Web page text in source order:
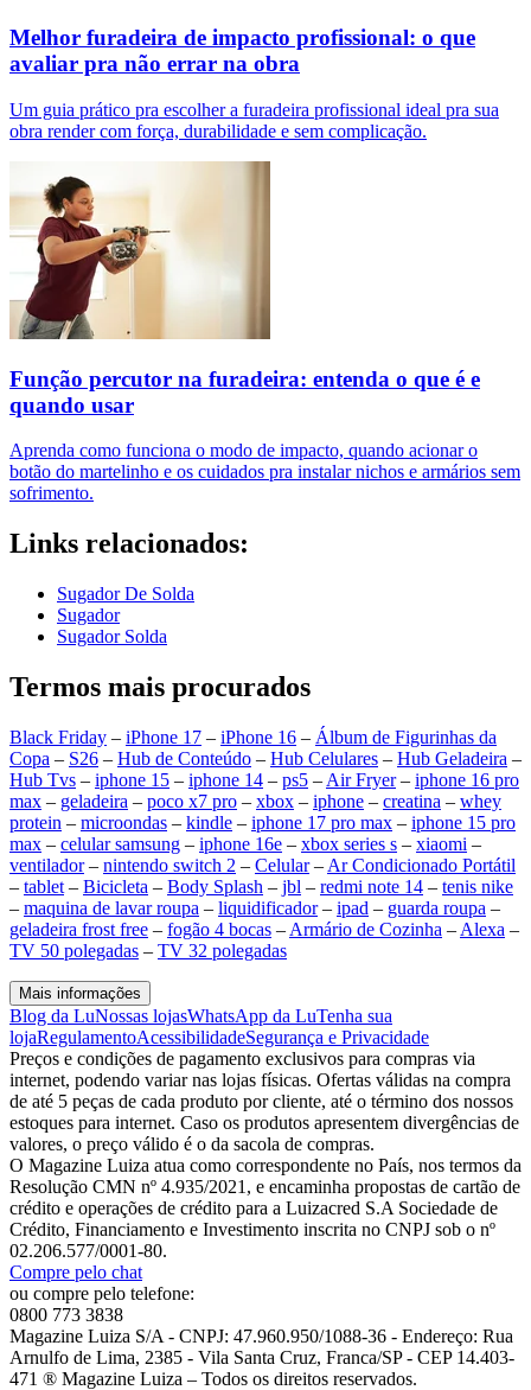
Melhor furadeira de impacto profissional: o que
avaliar pra não errar na obra
Um guia prático pra escolher a furadeira profissional ideal pra sua
obra render com força, durabilidade e sem complicação.
Função percutor na furadeira: entenda o que é e
quando usar
Aprenda como funciona o modo de impacto, quando acionar o
botão do martelinho e os cuidados pra instalar nichos e armários sem
sofrimento.
Links relacionados:
Sugador De Solda
Sugador
Sugador Solda
Termos mais procurados
Black Friday – iPhone 17 – iPhone 16 – Álbum de Figurinhas da
Copa – S26 – Hub de Conteúdo – Hub Celulares – Hub Geladeira –
Hub Tvs – iphone 15 – iphone 14 – ps5 – Air Fryer– iphone 16 pro
max – geladeira – poco x7 pro – xbox – iphone – creatina – whey
protein – microondas – kindle – iphone 17 pro max – iphone 15 pro
max – celular samsung – iphone 16e – xbox series s – xiaomi –
ventilador– nintendo switch 2 – Celular– Ar Condicionado Portátil
– tablet – Bicicleta – Body Splash – jbl – redmi note 14 – tenis nike
– maquina de lavar roupa – liquidificador– ipad – guarda roupa –
geladeira frost free – fogão 4 bocas – Armário de Cozinha – Alexa –
TV 50 polegadas – TV 32 polegadas
Mais informações
Blog da LuNossas lojasWhatsApp da LuTenha sua
lojaRegulamentoAcessibilidadeSegurança e Privacidade
Preços e condições de pagamento exclusivos para compras via
internet, podendo variar nas lojas físicas. Ofertas válidas na compra
de até 5 peças de cada produto por cliente, até o término dos nossos
estoques para internet. Caso os produtos apresentem divergências de
valores, o preço válido é o da sacola de compras.
O Magazine Luiza atua como correspondente no País, nos termos da
Resolução CMN nº 4.935/2021, e encaminha propostas de cartão de
crédito e operações de crédito para a Luizacred S.A Sociedade de
Crédito, Financiamento e Investimento inscrita no CNPJ sob o nº
02.206.577/0001-80.
Compre pelo chat
ou compre pelo telefone:
0800 773 3838
Magazine Luiza S/A - CNPJ: 47.960.950/1088-36 - Endereço: Rua
Arnulfo de Lima, 2385 - Vila Santa Cruz, Franca/SP - CEP 14.403-
471 ® Magazine Luiza – Todos os direitos reservados.